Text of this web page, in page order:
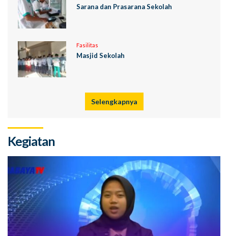
Sarana dan Prasarana Sekolah
Fasilitas
Masjid Sekolah
Selengkapnya
Kegiatan